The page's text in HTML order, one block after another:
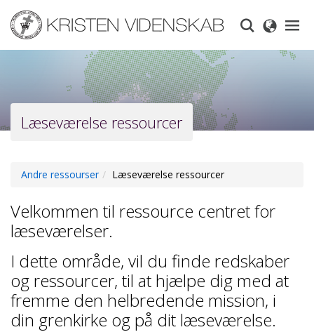
main
content
Læseværelse ressourcer
Andre ressourser Læseværelse ressourcer
Velkommen til ressource centret for
læseværelser.
I dette område, vil du finde redskaber
og ressourcer, til at hjælpe dig med at
fremme den helbredende mission, i
din grenkirke og på dit læseværelse.